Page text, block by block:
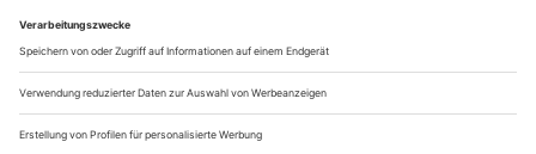
19.40, Theaterkanal: Riesenbutzbach. Eine Dauerkolonie – ein
Projekt von Christoph Marthaler und Anna Viebrock, mit
Silvia Fenz, Olivia Grigolli, Christoph Homberger, Ueli Jäggi,
Barbara Nüsse, Bettina...